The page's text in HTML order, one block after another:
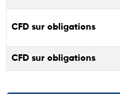
CFD sur obligations
CFD sur obligations